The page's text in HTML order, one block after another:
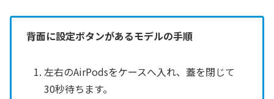
背面に設定ボタンがあるモデルの手順
左右のAirPodsをケースへ入れ、蓋を閉じて
30秒待ちます。